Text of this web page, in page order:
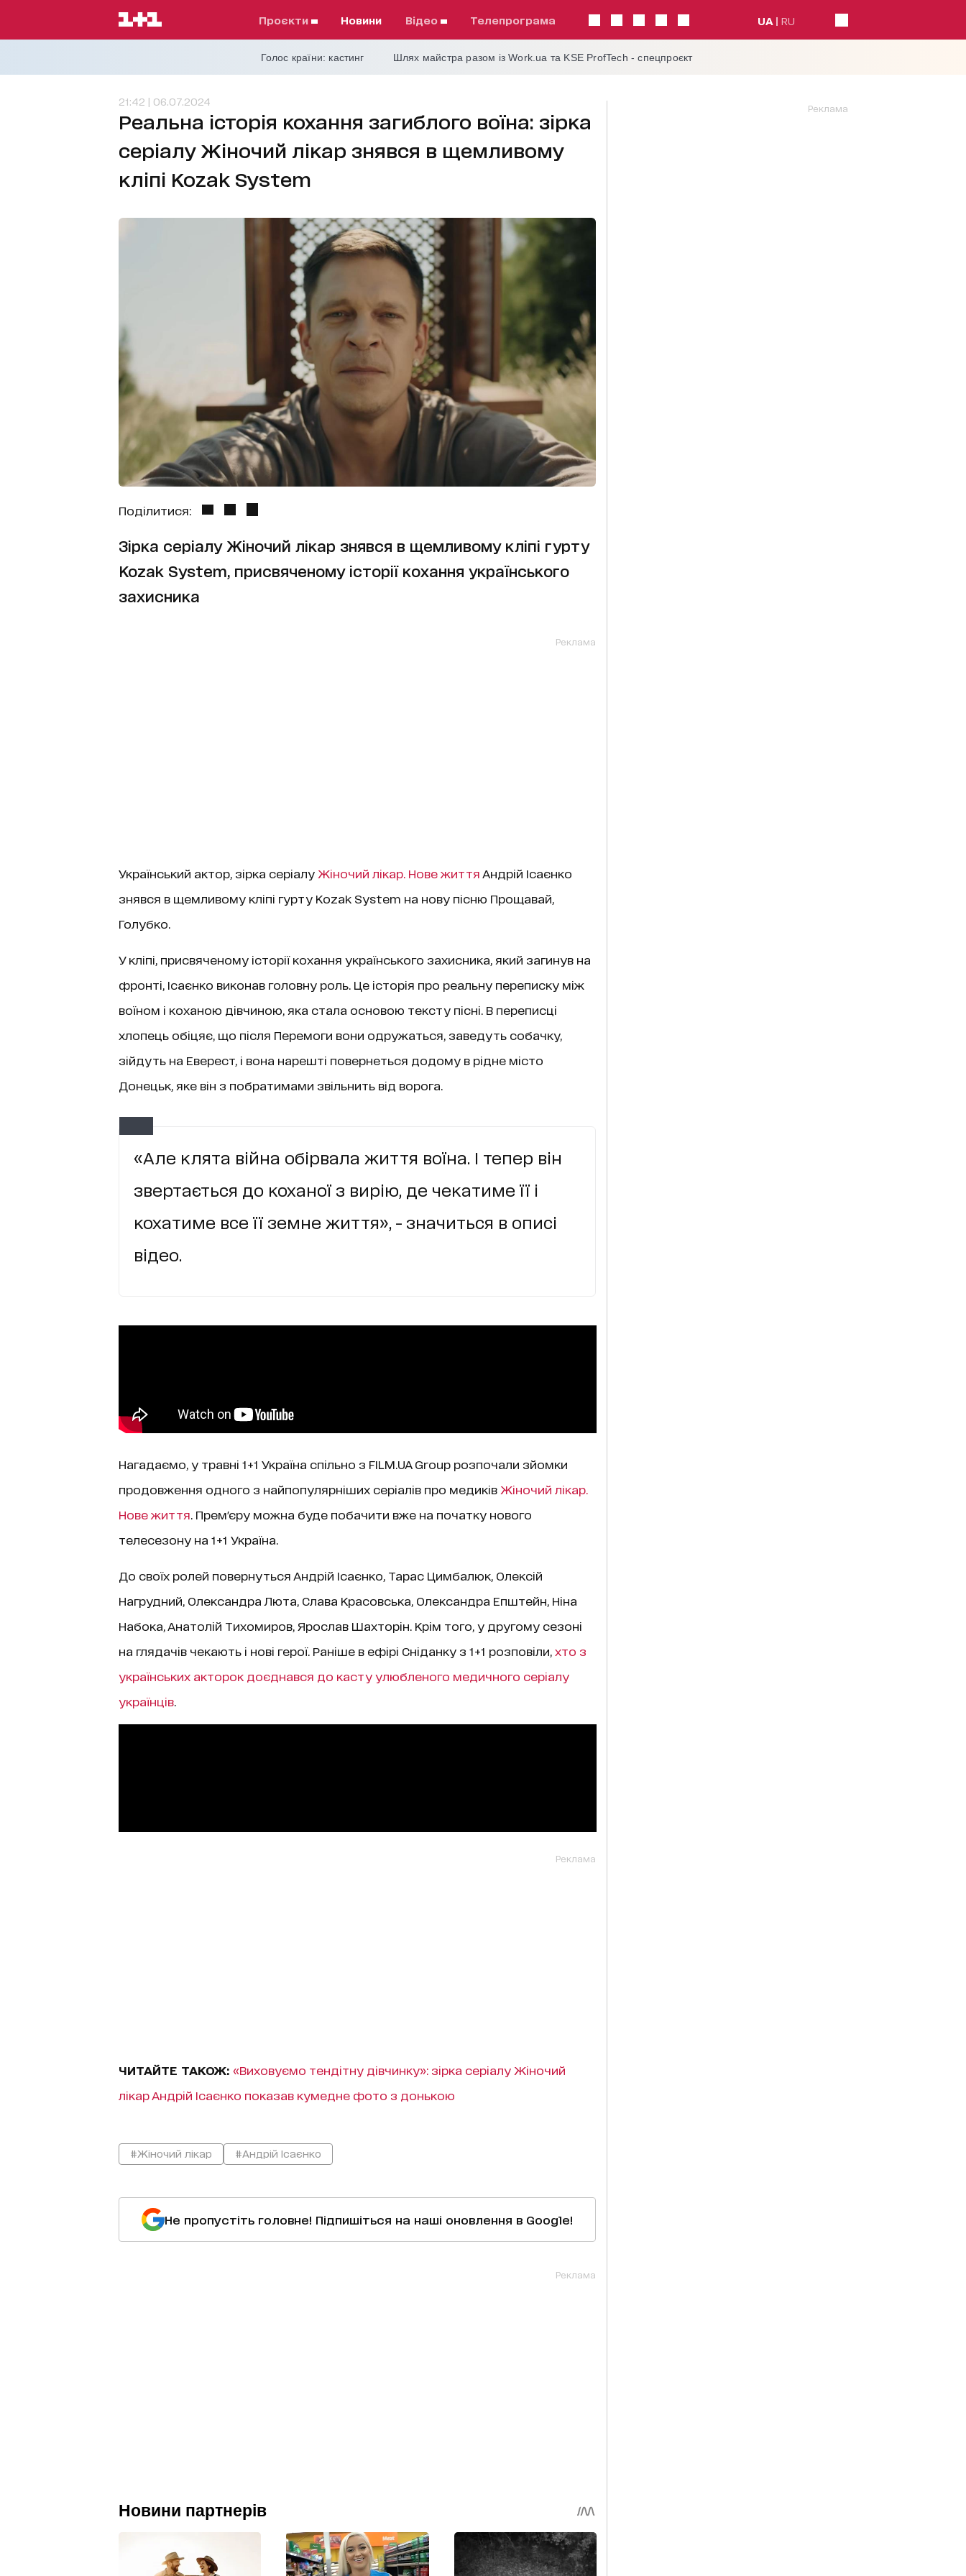
проєкти Новини відео телепрограма UA RU
Голос країни: кастинг Шлях майстра разом із Work.ua та KSE ProfTech - спецпроєкт
21:42 | 06.07.2024
Реальна історія кохання загиблого воїна: зірка
серіалу Жіночий лікар знявся в щемливому
кліпі Kozak System
Поділитися:
Зірка серіалу Жіночий лікар знявся в щемливому кліпі гурту
Kozak System, присвяченому історії кохання українського
захисника
Реклама
Український актор, зірка серіалу Жіночий лікар. Нове життя Андрій Ісаєнко
знявся в щемливому кліпі гурту Kozak System на нову пісню Прощавай,
Голубко.
У кліпі, присвяченому історії кохання українського захисника, який загинув на
фронті, Ісаєнко виконав головну роль. Це історія про реальну переписку між
воїном і коханою дівчиною, яка стала основою тексту пісні. В переписці
хлопець обіцяє, що після Перемоги вони одружаться, заведуть собачку,
зійдуть на Еверест, і вона нарешті повернеться додому в рідне місто
Донецьк, яке він з побратимами звільнить від ворога.
«Але клята війна обірвала життя воїна. І тепер він
звертається до коханої з вирію, де чекатиме її і
кохатиме все її земне життя», - значиться в описі
відео.
Нагадаємо, у травні 1+1 Україна спільно з FILM.UA Group розпочали зйомки
продовження одного з найпопулярніших серіалів про медиків Жіночий лікар.
Нове життя . Прем'єру можна буде побачити вже на початку нового
телесезону на 1+1 Україна.
До своїх ролей повернуться Андрій Ісаєнко, Тарас Цимбалюк, Олексій
Нагрудний, Олександра Люта, Слава Красовська, Олександра Епштейн, Ніна
Набока, Анатолій Тихомиров, Ярослав Шахторін. Крім того, у другому сезоні
на глядачів чекають і нові герої. Раніше в ефірі Сніданку з 1+1 розповіли, хто з
українських акторок доєднався до касту улюбленого медичного серіалу
українців.
Реклама
ЧИТАЙТЕ ТАКОЖ: «Виховуємо тендітну дівчинку»: зірка серіалу Жіночий
лікар Андрій Ісаєнко показав кумедне фото з донькою
#Жіночий лікар #Андрій Ісаєнко
Не пропустіть головне! Підпишіться на наші оновлення в Google!
Реклама
Реклама